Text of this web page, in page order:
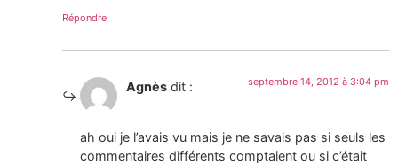
Répondre
Agnès dit : septembre 14, 2012 à 3:04 pm
ah oui je l’avais vu mais je ne savais pas si seuls les
commentaires différents comptaient ou si c’était